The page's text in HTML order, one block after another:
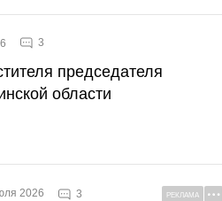
3
председателя
области
2026 3 РЕКЛАМА